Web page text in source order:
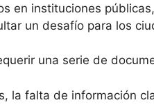
en instituciones
un desafío para los
una serie de
la falta de información